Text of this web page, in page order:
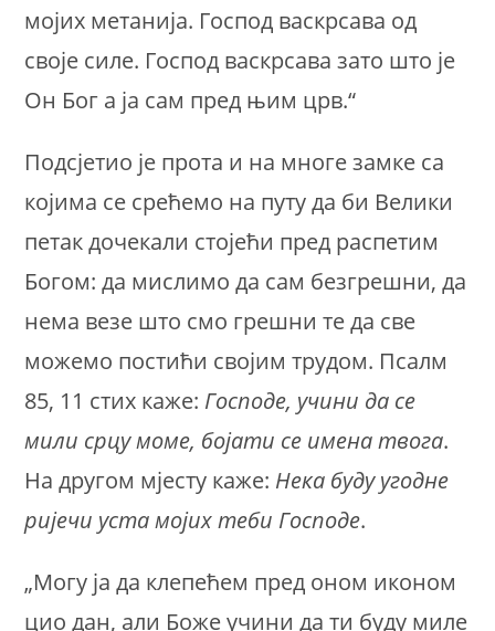
мојих метанија. Господ васкрсава од
своје силе. Господ васкрсава зато што је
Он Бог а ја сам пред њим црв.“
Подсјетио је прота и на многе замке са
којима се срећемо на путу да би Велики
петак дочекали стојећи пред распетим
Богом: да мислимо да сам безгрешни, да
нема везе што смо грешни те да све
можемо постићи својим трудом. Псалм
85, 11 стих каже: Господе, учини да се
мили срцу моме, бојати се имена твога.
На другом мјесту каже: Нека буду угодне
ријечи уста мојих теби Господе.
„Могу ја да клепећем пред оном иконом
цио дан, али Боже учини да ти буду миле